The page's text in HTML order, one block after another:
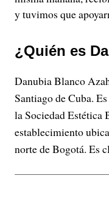
y tuvimos que
¿Quién es
Danubia Blanco
Santiago de Cuba.
la Sociedad Estética
establecimiento
norte de Bogotá. Es